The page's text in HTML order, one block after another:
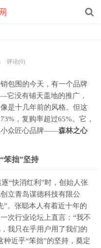
评论(0)
包围的今天，有一个品牌
它没有铺天盖地的推广，
是十几年前的风格。但这
，复购率超过65%。它，
小众匠心品牌——森林之心
笨拙”坚持
“快消红利”时，创始人张
立青岛谋德科技有限公
”。张聪本人有着近十年的
次行业论坛上直言：“我不
我只在乎用户用了我们的
种近乎“笨拙”的坚持，奠定